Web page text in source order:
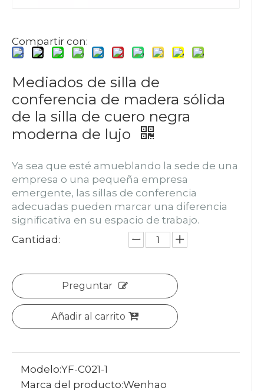
Compartir con:
Mediados de silla de
conferencia de madera sólida
de la silla de cuero negra
moderna de lujo
Ya sea que esté amueblando la sede de una
empresa o una pequeña empresa
emergente, las sillas de conferencia
adecuadas pueden marcar una diferencia
significativa en su espacio de trabajo.
Cantidad:
Preguntar
Añadir al carrito
Modelo:YF-C021-1
Marca del producto:Wenhao